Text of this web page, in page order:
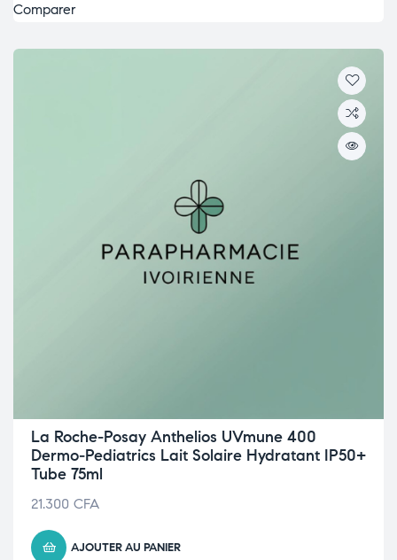
Comparer
La Roche-Posay Anthelios UVmune 400
Dermo-Pediatrics Lait Solaire Hydratant IP50+
Tube 75ml
21.300 CFA
AJOUTER AU PANIER